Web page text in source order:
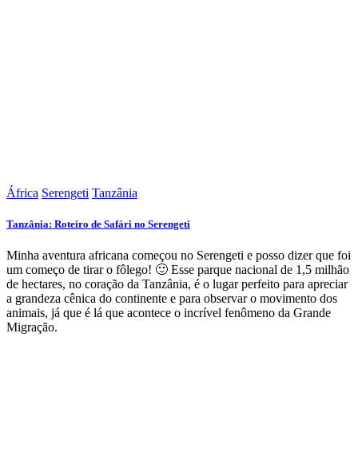
África Serengeti Tanzânia
Tanzânia: Roteiro de Safári no Serengeti
Minha aventura africana começou no Serengeti e posso dizer que foi
um começo de tirar o fôlego! 🙂 Esse parque nacional de 1,5 milhão
de hectares, no coração da Tanzânia, é o lugar perfeito para apreciar
a grandeza cênica do continente e para observar o movimento dos
animais, já que é lá que acontece o incrível fenômeno da Grande
Migração.